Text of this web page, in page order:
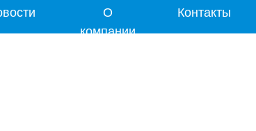
О
компании
Контакты